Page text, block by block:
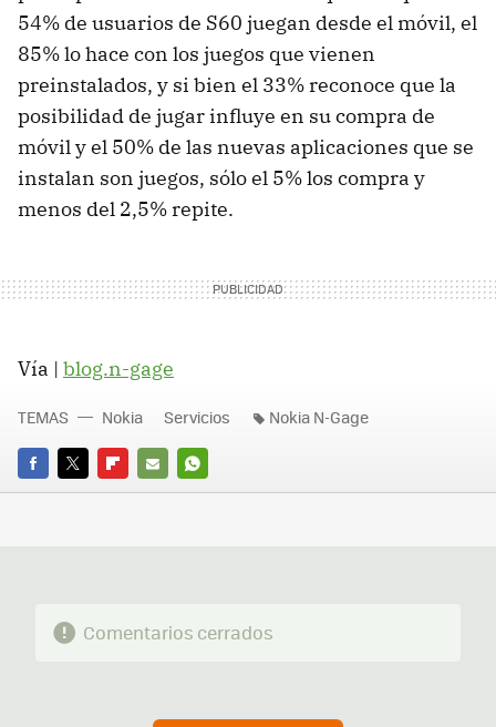
54% de usuarios de S60 juegan desde el móvil, el
85% lo hace con los juegos que vienen
preinstalados, y si bien el 33% reconoce que la
posibilidad de jugar influye en su compra de
móvil y el 50% de las nuevas aplicaciones que se
instalan son juegos, sólo el 5% los compra y
menos del 2,5% repite.
Vía | blog.n-gage
FACEBOOK
TWITTERFLIPBOARD
E-
WHATSAPP
TEMAS Nokia Servicios Nokia N-Gage
Comentarios cerrados